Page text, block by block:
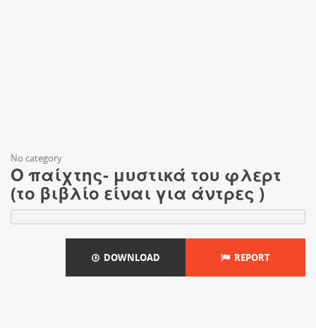
No category
Ο παίχτης- μυστικά του φλερτ
(το βιβλίο είναι για άντρες )
DOWNLOAD REPORT